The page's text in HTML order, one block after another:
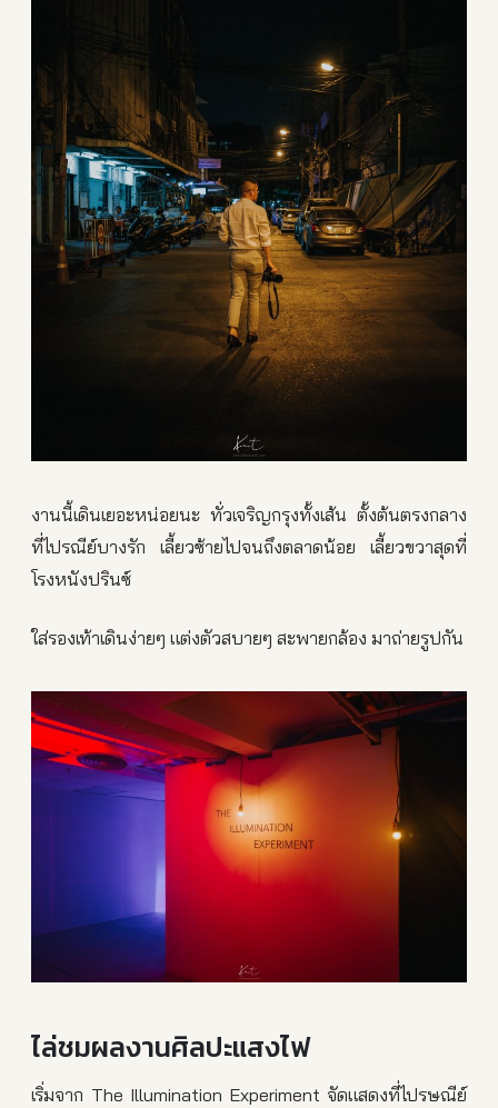
งานนี้เดินเยอะหน่อยนะ ทั่วเจริญกรุงทั้งเส้น ตั้งต้นตรงกลาง
ที่ไปรณีย์บางรัก เลี้ยวซ้ายไปจนถึงตลาดน้อย เลี้ยวขวาสุดที่
โรงหนังปรินซ์
ใส่รองเท้าเดินง่ายๆ แต่งตัวสบายๆ สะพายกล้อง มาถ่ายรูปกัน
ไล่ชมผลงานศิลปะแสงไฟ
เริ่มจาก The Illumination Experiment จัดแสดงที่ไปรษณีย์